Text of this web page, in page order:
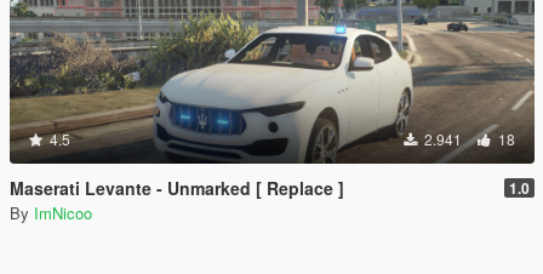
4.5 2.941 18
Maserati Levante - Unmarked [ Replace ] 1.0
By ImNicoo